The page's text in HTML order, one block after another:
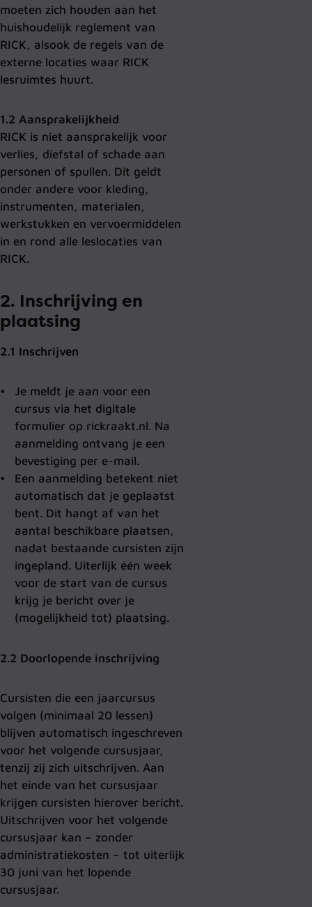
moeten zich houden aan het
huishoudelijk reglement van
RICK, alsook de regels van de
externe locaties waar RICK
lesruimtes huurt.
1.2 Aansprakelijkheid
RICK is niet aansprakelijk voor
verlies, diefstal of schade aan
personen of spullen. Dit geldt
onder andere voor kleding,
instrumenten, materialen,
werkstukken en vervoermiddelen
in en rond alle leslocaties van
RICK.
2. Inschrijving en
plaatsing
2.1 Inschrijven
Je meldt je aan voor een
cursus via het digitale
formulier op rickraakt.nl. Na
aanmelding ontvang je een
bevestiging per e-mail.
Een aanmelding betekent niet
automatisch dat je geplaatst
bent. Dit hangt af van het
aantal beschikbare plaatsen,
nadat bestaande cursisten zijn
ingepland. Uiterlijk één week
voor de start van de cursus
krijg je bericht over je
(mogelijkheid tot) plaatsing.
2.2 Doorlopende inschrijving
Cursisten die een jaarcursus
volgen (minimaal 20 lessen)
blijven automatisch ingeschreven
voor het volgende cursusjaar,
tenzij zij zich uitschrijven. Aan
het einde van het cursusjaar
krijgen cursisten hierover bericht.
Uitschrijven voor het volgende
cursusjaar kan – zonder
administratiekosten – tot uiterlijk
30 juni van het lopende
cursusjaar.